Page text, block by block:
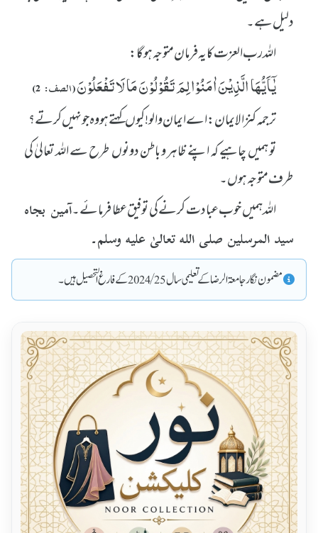
دلیل ہے۔
اللہ رب العزت کا یہ فرمان متوجہ ہوگا:
یٰۤاَیُّهَا الَّذِیْنَ اٰمَنُوْا لِمَ تَقُوْلُوْنَ مَا لَا تَفْعَلُوْنَ(الصف: 2)
ترجمہ کنزالایمان: اے ایمان والو! کیوں کہتے ہو وہ جو نہیں کرتے؟
تو ہمیں چاہیے کہ اپنے ظاہر و باطن دونوں طرح سے اللہ تعالیٰ کی
طرف متوجہ ہوں۔
اللہ ہمیں خوب عبادت کرنے کی توفیق عطا فرمائے۔آمین بجاہ
سید المرسلین صلی اللہ تعالیٰ علیہ وسلم۔
مضمون نگار جامعۃ الرضا کے تعلیمی سال 2024/25 کے فارغ التحصیل ہیں۔